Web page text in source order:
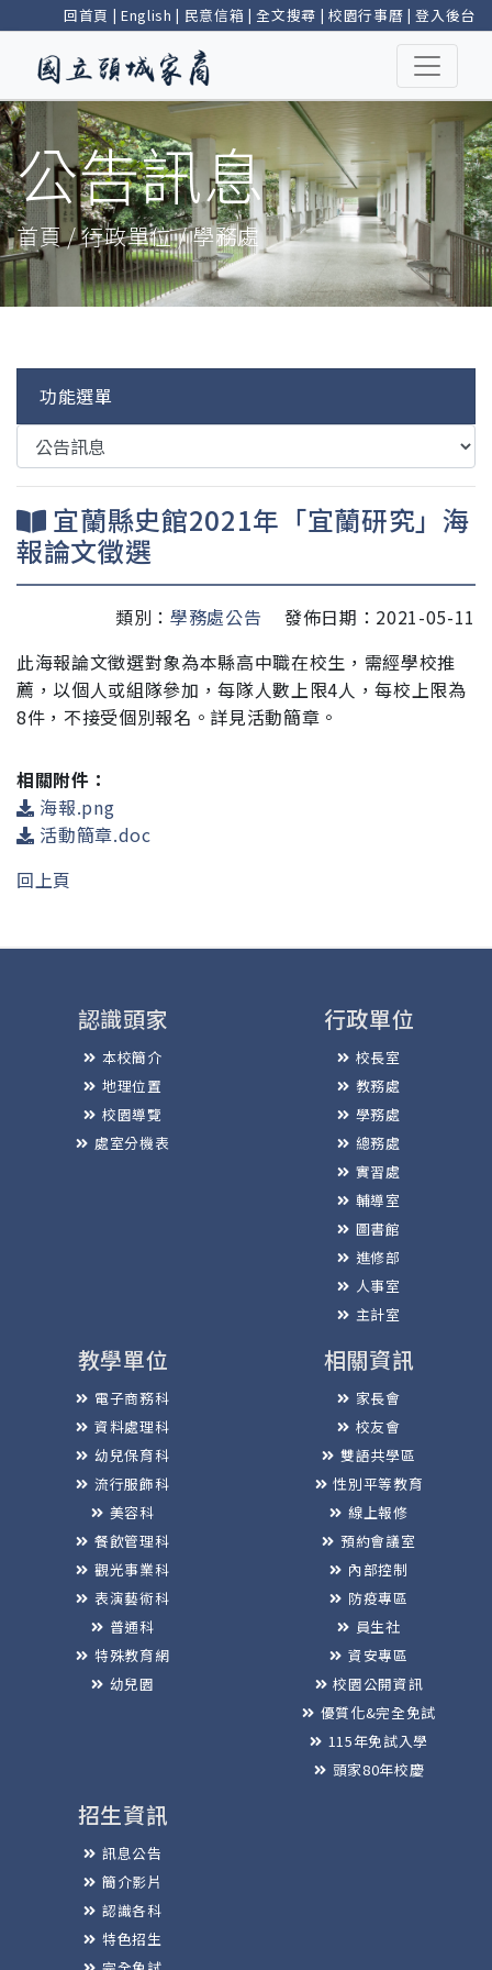
回首頁 | English | 民意信箱 |全文搜尋 | 校園行事曆 |登入後台
公告訊息
首頁 / 行政單位 / 學務處
功能選單
宜蘭縣史館2021年「宜蘭研究」海
報論文徵選
類別： 學務處公告
發佈日期：2021-05-11
此海報論文徵選對象為本縣高中職在校生，需經學校推
薦，以個人或組隊參加，每隊人數上限4人，每校上限為
8件，不接受個別報名。詳見活動簡章。
相關附件：
海報.png
活動簡章.doc
回上頁
認識頭家
本校簡介
地理位置
校園導覽
處室分機表
行政單位
校長室
教務處
學務處
總務處
實習處
輔導室
圖書館
進修部
人事室
主計室
教學單位
電子商務科
資料處理科
幼兒保育科
流行服飾科
美容科
餐飲管理科
觀光事業科
表演藝術科
普通科
特殊教育網
幼兒園
相關資訊
家長會
校友會
雙語共學區
性別平等教育
線上報修
預約會議室
內部控制
防疫專區
員生社
資安專區
校園公開資訊
優質化&完全免試
115年免試入學
頭家80年校慶
招生資訊
訊息公告
簡介影片
認識各科
特色招生